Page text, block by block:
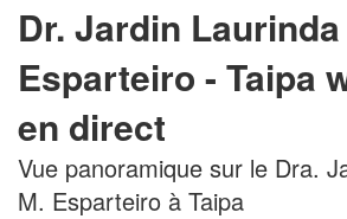
Dr. Jardin Laurinda
Esparteiro - Taipa
en direct
Vue panoramique sur le Dra.
M. Esparteiro à Taipa